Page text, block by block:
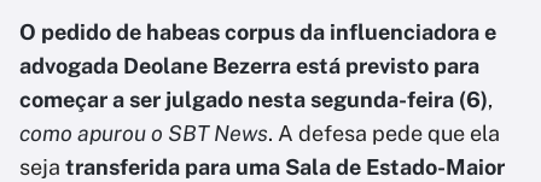
O pedido de habeas corpus da influenciadora e
advogada Deolane Bezerra está previsto para
começar a ser julgado nesta segunda-feira (6),
como apurou o SBT News. A defesa pede que ela
seja transferida para uma Sala de Estado-Maior